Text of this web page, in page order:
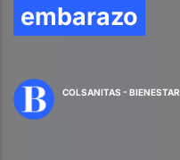
embarazo
COLSANITAS - BIENESTAR